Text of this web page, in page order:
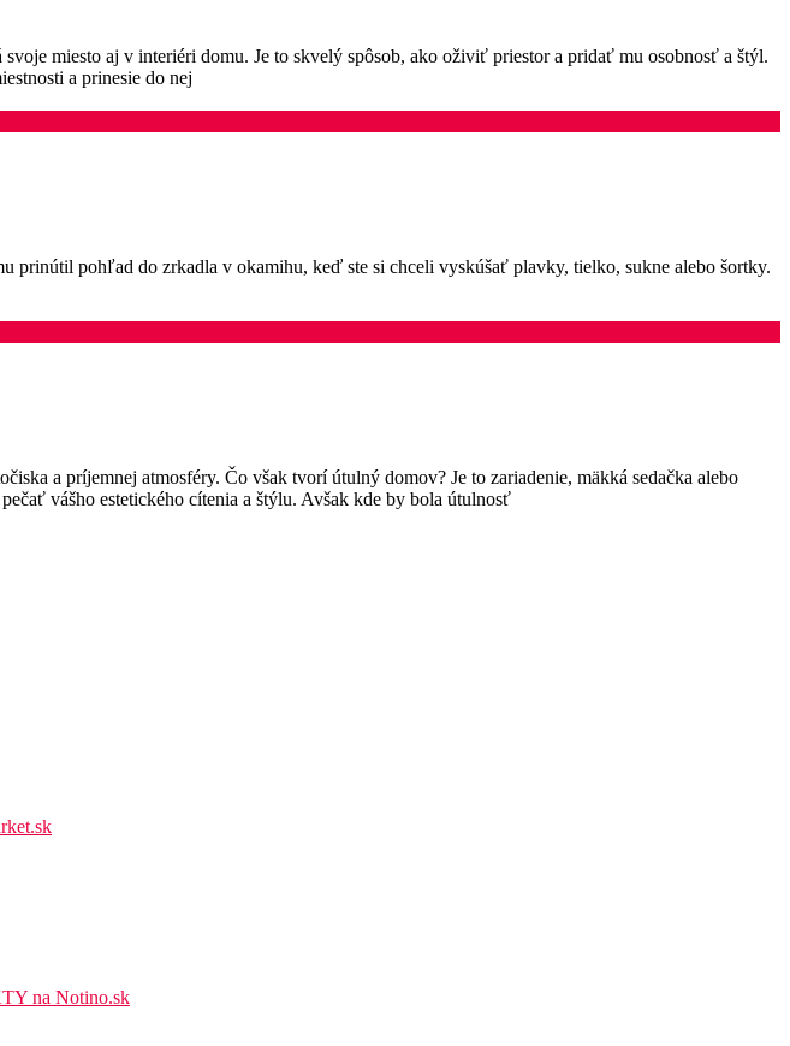
miesto aj v interiéri domu. Je to skvelý spôsob, ako oživiť priestor a pridať mu osobnosť a štýl.
a prinesie do nej
prinútil pohľad do zrkadla v okamihu, keď ste si chceli vyskúšať plavky, tielko, sukne alebo šortky.
a príjemnej atmosféry. Čo však tvorí útulný domov? Je to zariadenie, mäkká sedačka alebo
vášho estetického cítenia a štýlu. Avšak kde by bola útulnosť
na Notino.sk